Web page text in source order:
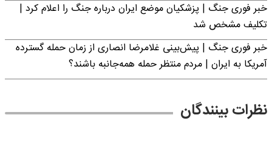
خبر فوری جنگ | پزشکیان موضع ایران درباره جنگ را اعلام کرد |
تکلیف مشخص شد
خبر فوری جنگ | پیش‌بینی غلامرضا انصاری از زمان حمله گسترده
آمریکا به ایران | مردم منتظر حمله همه‌جانبه باشند؟
نظرات بینندگان